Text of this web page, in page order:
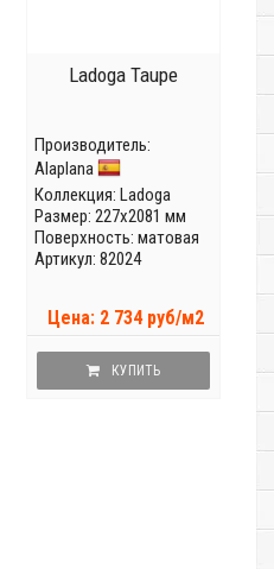
Ladoga Taupe
Производитель:
Alaplana
Коллекция: Ladoga
Размер: 227x2081 мм
Поверхность: матовая
Артикул: 82024
Цена: 2 734 руб/м2
КУПИТЬ